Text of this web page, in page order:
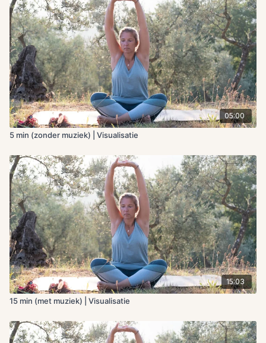
05:00
5 min (zonder muziek) | Visualisatie
15:03
15 min (met muziek) | Visualisatie